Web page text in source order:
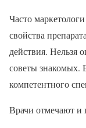
Часто
свойства
действия. Нельзя
советы знакомых.
компетентного
Врачи отмечают и